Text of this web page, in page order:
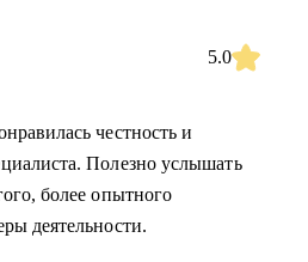
5.0
честность и
Полезно услышать
более опытного
деятельности.